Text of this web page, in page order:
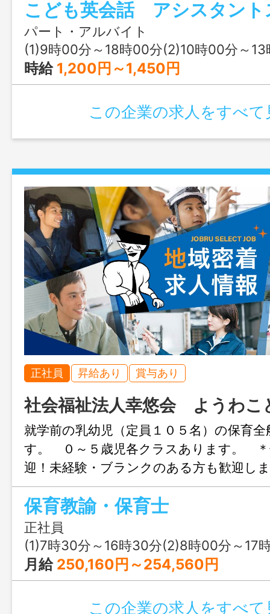
成補助、イベント準備、ＳＮＳ更新など
事務業務。（火曜日～金曜日） ＊曜
＊英語や子どもが好きな方歓迎。 未経
研修を行いますので安心してご応募く
変更範囲：無し】
パート・アルバイト
(1)9時00分～18時00分(2)10時00分～13時00分(3)16時00分～20時45分又は 14時 00
時給 1,200円～1,450円
この企業の求人をすべて
正社員 昇給あり 賞与あり
社会福祉法人幸悠会 ようわこ
就学前の乳幼児（定員１０５名）の保育
す。 ０～５歳児各クラスあります。 ＊
迎！未経験・ブランクのある方も歓迎
休暇消化率１００％ 変更範囲：変更
保育教諭・保育士
正社員
(1)7時30分～16時30分(2)8時00分～17時00分(3)10時00分～19時00分又は 7時 30
月給 250,160円～254,560円
この企業の求人をすべて